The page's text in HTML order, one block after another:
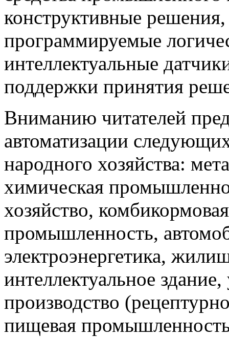
конструктивные
программируемые
интеллектуальные
поддержки принятия
Вниманию читателей
автоматизации
народного хозяйства:
химическая
хозяйство,
промышленность,
электроэнергетика,
интеллектуальное
производство
пищевая